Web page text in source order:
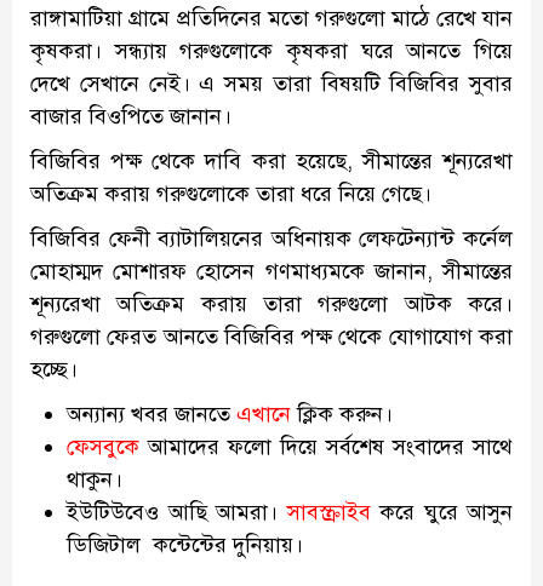
রাঙ্গামাটিয়া গ্রামে প্রতিদিনের মতো গরুগুলো মাঠে রেখে যান
কৃষকরা। সন্ধ্যায় গরুগুলোকে কৃষকরা ঘরে আনতে গিয়ে
দেখে সেখানে নেই। এ সময় তারা বিষয়টি বিজিবির সুবার
বাজার বিওপিতে জানান।
বিজিবির পক্ষ থেকে দাবি করা হয়েছে, সীমান্তের শূন্যরেখা
অতিক্রম করায় গরুগুলোকে তারা ধরে নিয়ে গেছে।
বিজিবির ফেনী ব্যাটালিয়নের অধিনায়ক লেফটেন্যান্ট কর্নেল
মোহাম্মদ মোশারফ হোসেন গণমাধ্যমকে জানান, সীমান্তের
শূন্যরেখা অতিক্রম করায় তারা গরুগুলো আটক করে।
গরুগুলো ফেরত আনতে বিজিবির পক্ষ থেকে যোগাযোগ করা
হচ্ছে।
অন্যান্য খবর জানতে এখানে ক্লিক করুন।
ফেসবুকে আমাদের ফলো দিয়ে সর্বশেষ সংবাদের সাথে
থাকুন।
ইউটিউবেও আছি আমরা। সাবস্ক্রাইব করে ঘুরে আসুন
ডিজিটাল কন্টেন্টের দুনিয়ায়।